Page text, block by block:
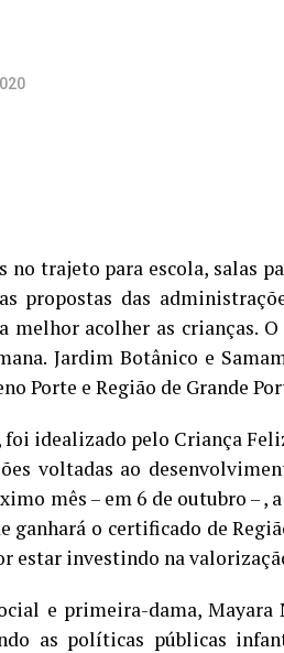
no trajeto para escola, salas
propostas das
melhor acolher as crianças.
Jardim Botânico e
Porte e Região de Grande
idealizado pelo Criança
voltadas ao
mês – em 6 de outubro – ,
ganhará o certificado de
estar investindo na
e primeira-dama, Mayara
as políticas públicas